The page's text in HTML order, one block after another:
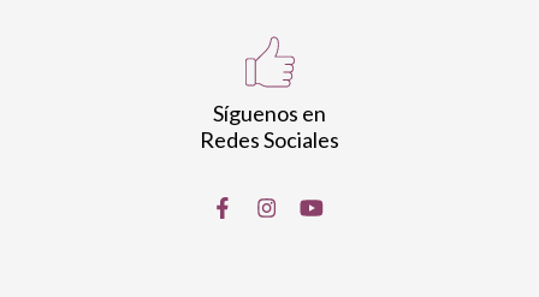
Síguenos en
Redes Sociales